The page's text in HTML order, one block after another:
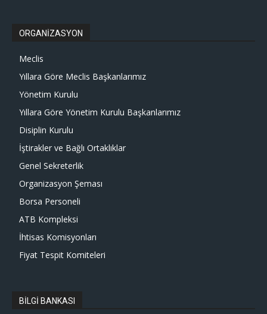
ORGANİZASYON
Meclis
Yıllara Göre Meclis Başkanlarımız
Yönetim Kurulu
Yıllara Göre Yönetim Kurulu Başkanlarımız
Disiplin Kurulu
İştirakler ve Bağlı Ortaklıklar
Genel Sekreterlik
Organizasyon Şeması
Borsa Personeli
ATB Kompleksi
İhtisas Komisyonları
Fiyat Tespit Komiteleri
BİLGİ BANKASI